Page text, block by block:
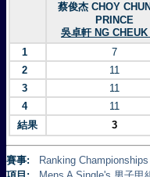
蔡俊杰 CHOY
PRINCE
吳卓軒 NG CHEUK
1
7
2
11
3
11
4
11
結果
3
賽事:
Ranking